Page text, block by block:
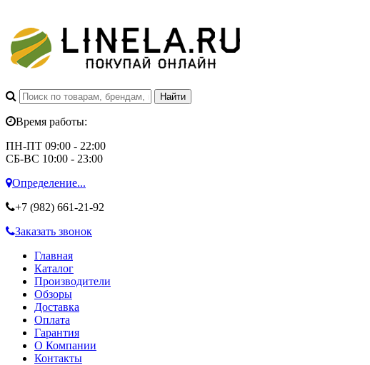
Время работы:
ПН-ПТ 09:00 - 22:00
СБ-ВС 10:00 - 23:00
Определение...
+7 (982) 661-21-92
Заказать звонок
Главная
Каталог
Производители
Обзоры
Доставка
Оплата
Гарантия
О Компании
Контакты